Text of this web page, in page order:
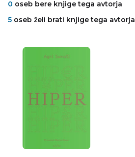
0 oseb bere knjige tega avtorja
5 oseb želi brati knjige tega avtorja